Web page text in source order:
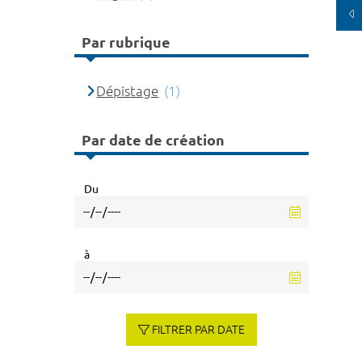
Par rubrique
Dépistage (1)
Par date de création
Du
à
FILTRER PAR DATE